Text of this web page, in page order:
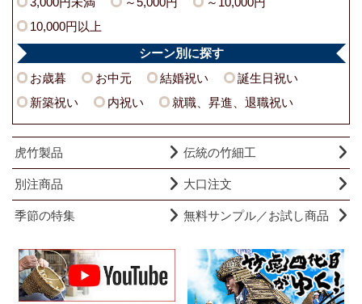
10,000円以上
シーン別に探す
お歳暮 お中元 結婚祝い
誕生日祝い
新築祝い
内祝い 就職、昇進、退職祝い
虎竹製品 伝統の竹細工
別注商品 大口注文
季節の特集 無料サンプル／お試し商品